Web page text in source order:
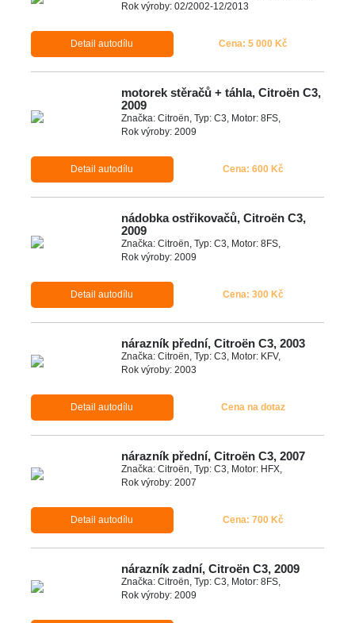
Rok výroby: 02/2002-12/2013
Detail autodílu Cena: 5 000 Kč
motorek stěračů + táhla, Citroën C3,
2009
Značka: Citroën, Typ: C3, Motor: 8FS,
Rok výroby: 2009
Detail autodílu Cena: 600 Kč
nádobka ostřikovačů, Citroën C3,
2009
Značka: Citroën, Typ: C3, Motor: 8FS,
Rok výroby: 2009
Detail autodílu Cena: 300 Kč
nárazník přední, Citroën C3, 2003
Značka: Citroën, Typ: C3, Motor: KFV,
Rok výroby: 2003
Detail autodílu Cena na dotaz
nárazník přední, Citroën C3, 2007
Značka: Citroën, Typ: C3, Motor: HFX,
Rok výroby: 2007
Detail autodílu Cena: 700 Kč
nárazník zadní, Citroën C3, 2009
Značka: Citroën, Typ: C3, Motor: 8FS,
Rok výroby: 2009